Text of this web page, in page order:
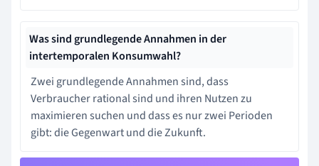
Was sind grundlegende Annahmen in der
intertemporalen Konsumwahl?
Zwei grundlegende Annahmen sind, dass
Verbraucher rational sind und ihren Nutzen zu
maximieren suchen und dass es nur zwei Perioden
gibt: die Gegenwart und die Zukunft.